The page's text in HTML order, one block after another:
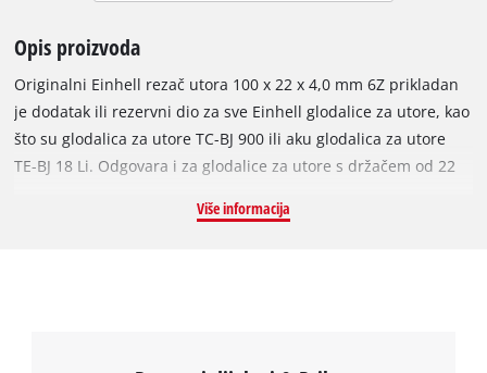
Opis proizvoda
Originalni Einhell rezač utora 100 x 22 x 4,0 mm 6Z prikladan
je dodatak ili rezervni dio za sve Einhell glodalice za utore, kao
što su glodalica za utore TC-BJ 900 ili aku glodalica za utore
TE-BJ 18 Li. Odgovara i za glodalice za utore s držačem od 22
opremljena je sa 6 oštrih zuba i ima promjer od 100 mm.
Više informacija